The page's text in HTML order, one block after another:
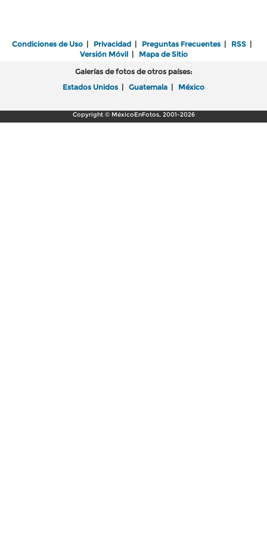
Condiciones de Uso | Privacidad | Preguntas Frecuentes | RSS |
Versión Móvil| Mapa de Sitio
Galerías de fotos de otros países:
Estados Unidos | Guatemala | México
Copyright © MéxicoEnFotos, 2001-2026